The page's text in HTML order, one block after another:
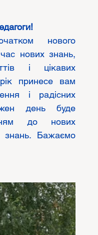
нового
нових знань,
і цікавих
принесе вам
і радісних
день буде
до нових
Бажаємо